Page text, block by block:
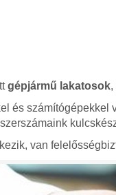
gépjármű lakatosok,
és
van